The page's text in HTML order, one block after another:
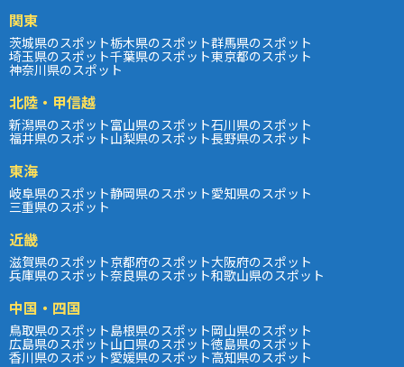
関東
茨城県のスポット栃木県のスポット群馬県のスポット
埼玉県のスポット千葉県のスポット東京都のスポット
神奈川県のスポット
北陸・甲信越
新潟県のスポット富山県のスポット石川県のスポット
福井県のスポット山梨県のスポット長野県のスポット
東海
岐阜県のスポット静岡県のスポット愛知県のスポット
三重県のスポット
近畿
滋賀県のスポット京都府のスポット大阪府のスポット
兵庫県のスポット奈良県のスポット和歌山県のスポット
中国・四国
鳥取県のスポット島根県のスポット岡山県のスポット
広島県のスポット山口県のスポット徳島県のスポット
香川県のスポット愛媛県のスポット高知県のスポット